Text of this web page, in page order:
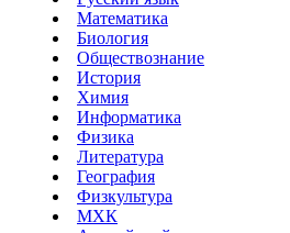
Математика
Биология
Обществознание
История
Химия
Информатика
Физика
Литература
География
Физкультура
МХК